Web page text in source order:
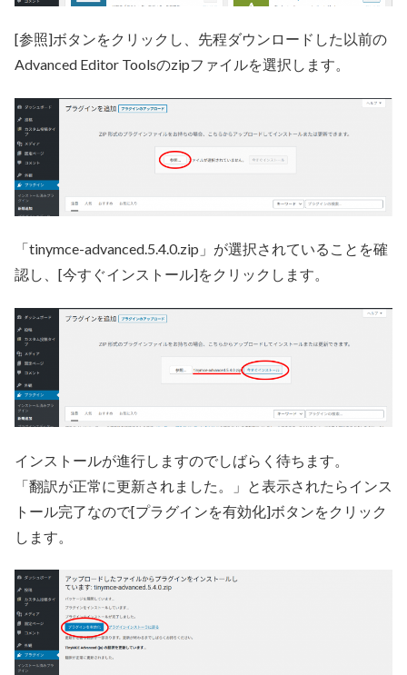
[参照]ボタンをクリックし、先程ダウンロードした以前の
Advanced Editor Toolsのzipファイルを選択します。
「tinymce-advanced.5.4.0.zip」が選択されていることを確
認し、[今すぐインストール]をクリックします。
インストールが進行しますのでしばらく待ちます。
「翻訳が正常に更新されました。」と表示されたらインス
トール完了なので[プラグインを有効化]ボタンをクリック
します。